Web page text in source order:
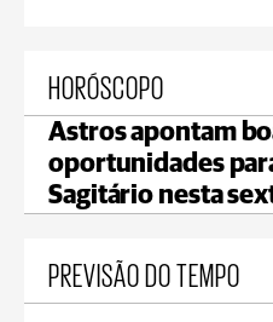
HORÓSCOPO
Astros apontam
oportunidades
Sagitário nesta
PREVISÃO DO TEMPO